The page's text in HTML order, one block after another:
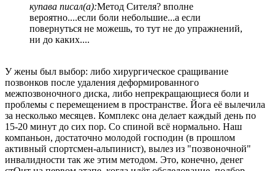
купава писал(а):Метод Сителя? вполне
вероятно....если боли небольшие...а если
повернуться не можешь, то тут не до упражнений,
ни до каких....
У жены был выбор: либо хирургическое сращивание
позвонков после удаления деформированного
межпозвоночного диска, либо непрекращающиеся боли и
проблемы с перемещением в пространстве. Йога её вылечила
за несколько месяцев. Комплекс она делает каждый день по
15-20 минут до сих пор. Со спиной всё нормально. Наш
компаньон, достаточно молодой господин (в прошлом
активный спортсмен-альпинист), вылез из "позвоночной"
инвалидности так же этим методом. Это, конечно, денег